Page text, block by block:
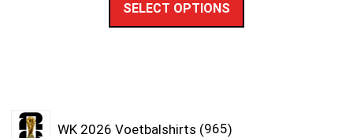
SELECT OPTIONS
WK 2026 Voetbalshirts 965